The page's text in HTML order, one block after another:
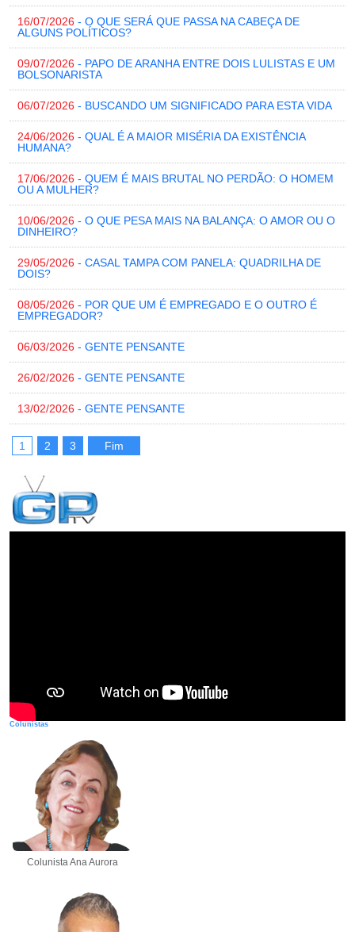
16/07/2026 - O QUE SERÁ QUE PASSA NA CABEÇA DE
ALGUNS POLÍTICOS?
09/07/2026 - PAPO DE ARANHA ENTRE DOIS LULISTAS E UM
BOLSONARISTA
06/07/2026 - BUSCANDO UM SIGNIFICADO PARA ESTA VIDA
24/06/2026 - QUAL É A MAIOR MISÉRIA DA EXISTÊNCIA
HUMANA?
17/06/2026 - QUEM É MAIS BRUTAL NO PERDÃO: O HOMEM
OU A MULHER?
10/06/2026 - O QUE PESA MAIS NA BALANÇA: O AMOR OU O
DINHEIRO?
29/05/2026 - CASAL TAMPA COM PANELA: QUADRILHA DE
DOIS?
08/05/2026 - POR QUE UM É EMPREGADO E O OUTRO É
EMPREGADOR?
06/03/2026 - GENTE PENSANTE
26/02/2026 - GENTE PENSANTE
13/02/2026 - GENTE PENSANTE
1 2 3 Fim
Colunistas
Colunista Ana Aurora